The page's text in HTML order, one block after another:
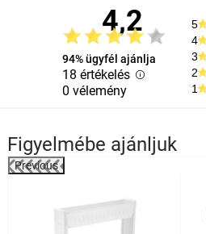
4,2
94% ügyfél ajánlja
18 értékelés
0 vélemény
5
4
3
2
1
Figyelmébe ajánljuk
Previous